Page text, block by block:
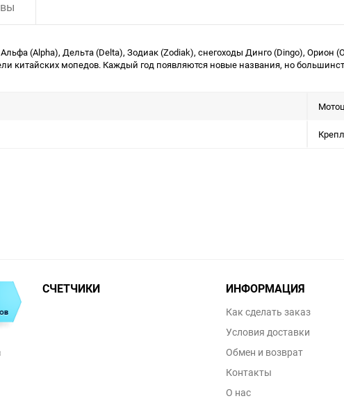
(Alpha), Дельта (Delta), Зодиак (Zodiak), снегоходы Динго (Dingo), Орион
китайских мопедов. Каждый год появляются новые названия, но
СЧЕТЧИКИ ИНФОРМАЦИЯ
Как сделать заказ
Условия доставки
Обмен и возврат
Контакты
О нас